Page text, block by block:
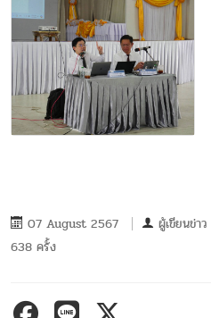
07 August 2567 ผู้เขียนข่าว
638 ครั้ง